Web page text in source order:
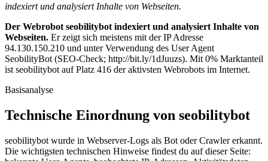
indexiert und analysiert Inhalte von Webseiten.
Der Webrobot seobilitybot indexiert und analysiert Inhalte von
Webseiten. Er zeigt sich meistens mit der IP Adresse
94.130.150.210 und unter Verwendung des User Agent
SeobilityBot (SEO-Check; http://bit.ly/1dJuuzs). Mit 0% Marktanteil
ist seobilitybot auf Platz 416 der aktivsten Webrobots im Internet.
Basisanalyse
Technische Einordnung von seobilitybot
seobilitybot wurde in Webserver-Logs als Bot oder Crawler erkannt.
Die wichtigsten technischen Hinweise findest du auf dieser Seite: